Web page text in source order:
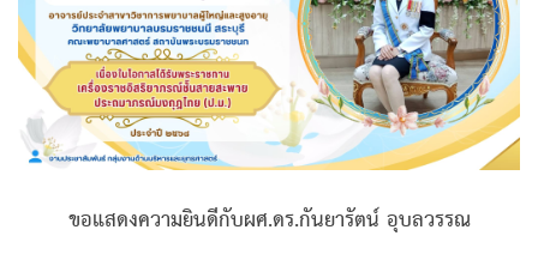
ขอแสดงความยินดีกับผศ.ดร.กันยารัตน์ อุบลวรรณ